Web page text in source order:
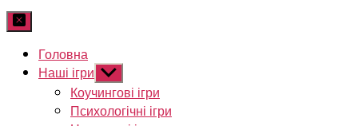
Головна
Наші ігри Показати
підменю
Коучингові ігри
Психологічні ігри